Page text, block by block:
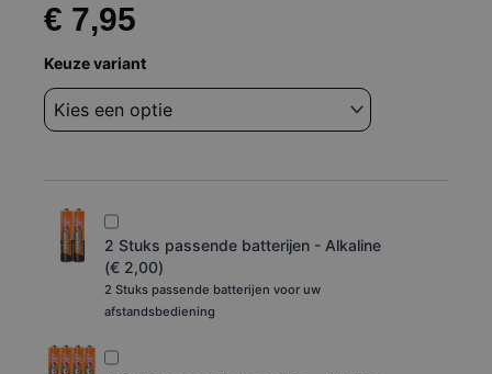
€ 7,95
Keuze variant
2 Stuks passende batterijen - Alkaline
(€ 2,00)
2 Stuks passende batterijen voor uw
afstandsbediening
Seki
beschermhoes
aantal